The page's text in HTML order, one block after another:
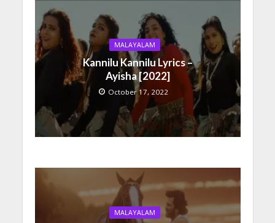
MALAYALAM
Kannilu Kannilu Lyrics –
Ayisha [2022]
October 17, 2022
MALAYALAM